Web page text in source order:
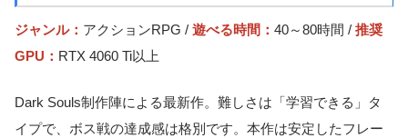
ジャンル： アクションRPG / 遊べる時間： 40～80時間 / 推奨
GPU： RTX 4060 Ti以上
Dark Souls制作陣による最新作。難しさは「学習できる」タ
イプで、ボス戦の達成感は格別です。本作は安定したフレー